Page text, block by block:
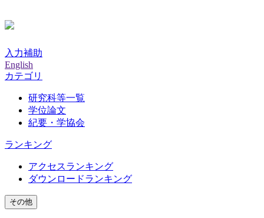
入力補助
English
カテゴリ
研究科等一覧
学位論文
紀要・学協会
ランキング
アクセスランキング
ダウンロードランキング
その他